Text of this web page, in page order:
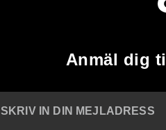
Anmäl dig
SKRIV IN DIN MEJLADRESS